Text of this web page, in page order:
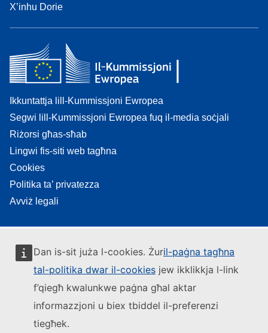
Dan is-sit juża l-cookies. Żuril-paġna tagħna
tal-politika dwar il-cookies jew ikklikkja l-link
f’qiegħ kwalunkwe paġna għal aktar
informazzjoni u biex tbiddel il-preferenzi
tiegħek.
X’inhu Dorie
Ikkuntattja lill-Kummissjoni Ewropea
Segwi lill-Kummissjoni Ewropea fuq il-media soċjali
Riżorsi għas-sħab
Lingwi fis-siti web tagħna
Cookies
Politika ta’ privatezza
Avviż legali